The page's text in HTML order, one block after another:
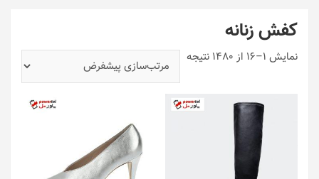
کفش زنانه
نمایش 1–16 از 1480 نتیجه